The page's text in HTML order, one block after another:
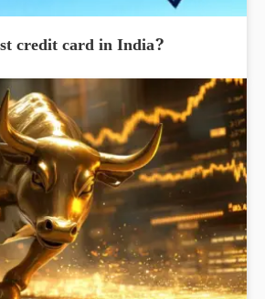
credit card in India?